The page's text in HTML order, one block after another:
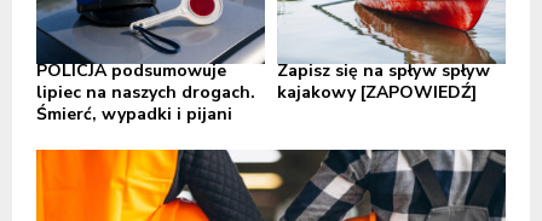
POLICJA podsumowuje
lipiec na naszych drogach.
Śmierć, wypadki i pijani
Zapisz się na spływ spływ
kajakowy [ZAPOWIEDŹ]